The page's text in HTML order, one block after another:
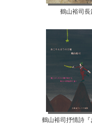
鶴山裕司長
鶴山裕司抒情詩『